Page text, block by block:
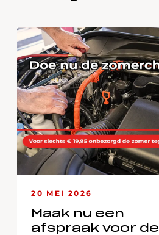
20 MEI 2026
Maak nu een
afspraak voor de